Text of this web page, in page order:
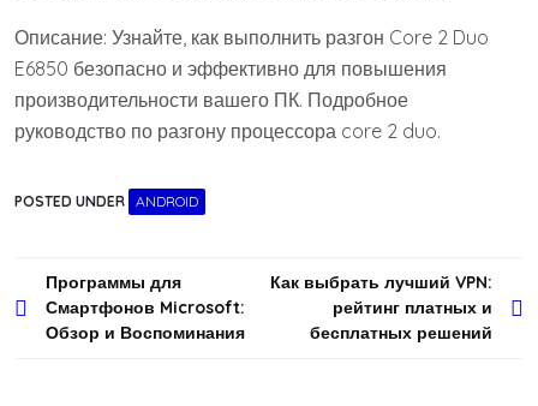
Описание: Узнайте, как выполнить разгон Core 2 Duo
E6850 безопасно и эффективно для повышения
производительности вашего ПК. Подробное
руководство по разгону процессора core 2 duo.
POSTED UNDER ANDROID
Навигация
по
Программы для
Смартфонов Microsoft:
Обзор и Воспоминания
Как выбрать лучший VPN:
рейтинг платных и
бесплатных решений